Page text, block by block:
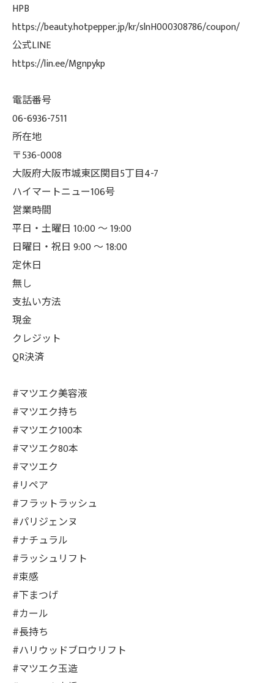
HPB
https://beauty.hotpepper.jp/kr/slnH000308786/coupon/
公式LINE
https://lin.ee/Mgnpykp
電話番号
06-6936-7511
所在地
〒536-0008
大阪府大阪市城東区関目5丁目4-7
ハイマートニュー106号
営業時間
平日・土曜日 10:00 ～ 19:00
日曜日・祝日 9:00 ～ 18:00
定休日
無し
支払い方法
現金
クレジット
QR決済
#マツエク美容液
#マツエク持ち
#マツエク100本
#マツエク80本
#マツエク
#リペア
#フラットラッシュ
#パリジェンヌ
#ナチュラル
#ラッシュリフト
#束感
#下まつげ
#カール
#長持ち
#ハリウッドブロウリフト
#マツエク玉造